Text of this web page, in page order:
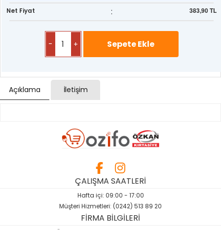
Net Fiyat : 383,90 TL
- +
Açıklama İletişim
ÇALIŞMA SAATLERİ
Hafta içi: 09:00 - 17:00
Müşteri Hizmetleri: (0242) 513 89 20
FİRMA BİLGİLERİ